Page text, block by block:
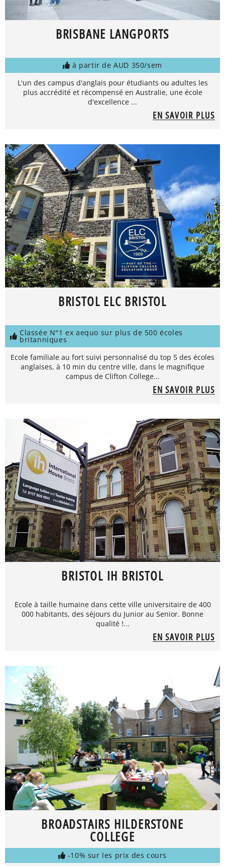
BRISBANE LANGPORTS
à partir de AUD 350/sem
L'un des campus d'anglais pour étudiants ou adultes les
plus accrédité et récompensé en Australie, une école
d'excellence ...
EN SAVOIR PLUS
BRISTOL ELC BRISTOL
Classée N°1 ex aequo sur plus de 500 écoles
britanniques
Ecole familiale au fort suivi personnalisé du top 5 des écoles
anglaises, à 10 min du centre ville, dans le magnifique
campus de Clifton College...
EN SAVOIR PLUS
BRISTOL IH BRISTOL
Ecole à taille humaine dans cette ville universitaire de 400
000 habitants, des séjours du Junior au Senior. Bonne
qualité !...
EN SAVOIR PLUS
BROADSTAIRS HILDERSTONE
COLLEGE
-10% sur les prix des cours